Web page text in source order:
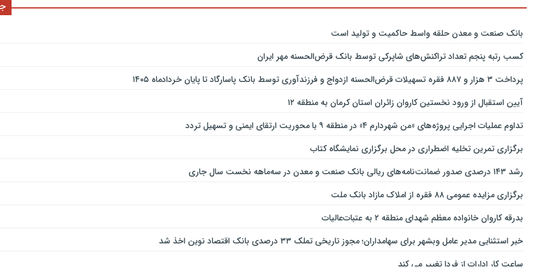
بانك صنعت و معدن حلقه واسط حاكمیت و تولید است
کسب رتبه پنجم تعداد تراکنش‌های شاپرکی توسط بانک قرض‌الحسنه مهر ایران
پرداخت ۳ هزار و ۸۸۷ فقره تسهیلات قرض‌الحسنه ازدواج و فرزندآوری توسط بانک پاسارگاد تا پایان خردادماه ۱۴۰۵
آیین استقبال از ورود نخستین کاروان زائران استان کرمان به منطقه ۱۲
تداوم عملیات اجرایی پروژه‌های «من شهردارم ۴» در منطقه ۹ با محوریت ارتقای ایمنی و تسهیل تردد
برگزاری تمرین تخلیه اضطراری در محل برگزاری نمایشگاه کتاب
رشد ۱۴۳ درصدی صدور ضمانت‌نامه‌های ریالی بانک صنعت و معدن در سه‌ماهه نخست سال جاری
برگزاری مزایده عمومی ۸۸ فقره از املاک مازاد بانک ملت
بدرقه کاروان خانواده معظم شهدای منطقه ۲ به عتبات‌عالیات
خبر استثنایی مدیر عامل وبشهر برای سهامداران؛ مجوز تاریخی تملک ۳۳ درصدی بانک اقتصاد نوین اخذ شد
ساعت کار ادارات از فردا تغییر می کند